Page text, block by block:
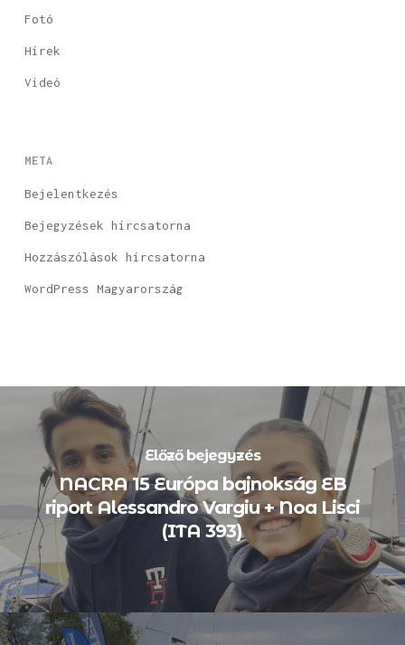
Fotó
Hírek
Videó
META
Bejelentkezés
Bejegyzések hírcsatorna
Hozzászólások hírcsatorna
WordPress Magyarország
Előző bejegyzés
NACRA 15 Európa bajnokság EB
riport Alessandro Vargiu + Noa Lisci
(ITA 393)